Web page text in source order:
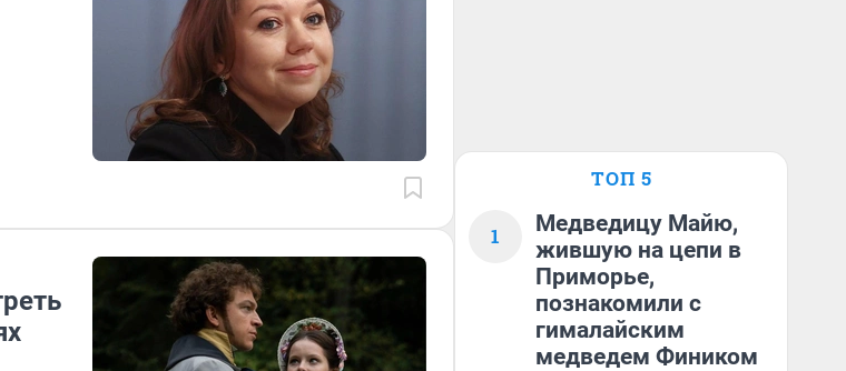
ТОП 5
1
Медведицу Майю,
жившую на цепи в
Приморье,
познакомили с
гималайским
медведем Фиником